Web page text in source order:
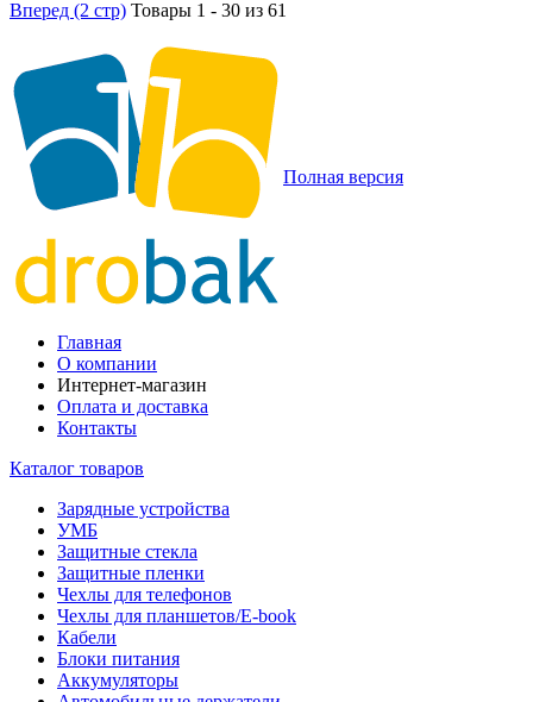
Вперед (2 стр) Товары 1 - 30 из 61
Полная версия
Главная
О компании
Интернет-магазин
Оплата и доставка
Контакты
Каталог товаров
Зарядные устройства
УМБ
Защитные стекла
Защитные пленки
Чехлы для телефонов
Чехлы для планшетов/E-book
Кабели
Блоки питания
Аккумуляторы